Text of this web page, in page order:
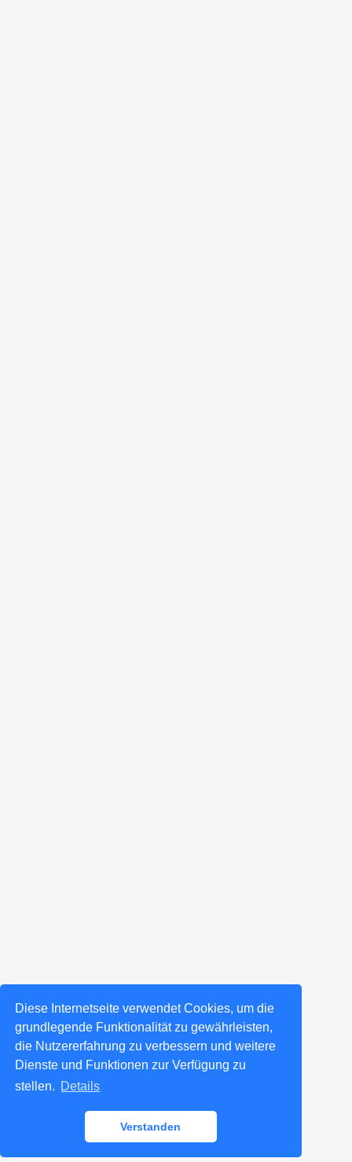
Diese Internetseite verwendet Cookies, um die
grundlegende Funktionalität zu gewährleisten,
die Nutzererfahrung zu verbessern und weitere
Dienste und Funktionen zur Verfügung zu
stellen. Details
Verstanden